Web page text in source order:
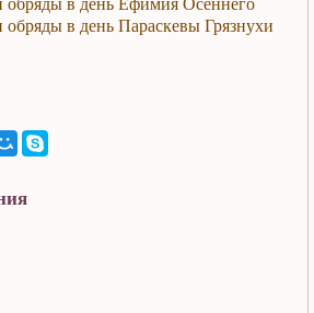
в день Параскевы Грязнухи